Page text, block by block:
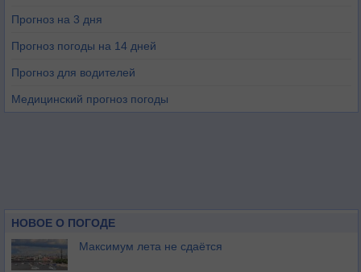
Прогноз на 3 дня
Прогноз погоды на 14 дней
Прогноз для водителей
Медицинский прогноз погоды
НОВОЕ О ПОГОДЕ
Максимум лета не сдаётся